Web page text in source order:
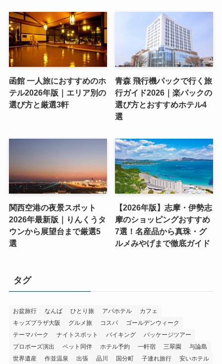
函館 一人旅におすすめのホ
テル2026年版｜エリア別の
選び方と厳選3軒
青森 飛行機パックで行く旅
行ガイド2026｜楽パックの
選び方とおすすめホテル4
選
関西空港の夜景スポット
2026年最新版｜りんくうタ
ウンから展望台まで厳選5
選
【2026年版】志摩・伊勢志
摩のショッピングおすすめ
7選！名産品から真珠・グ
ルメみやげまで徹底ガイド
タグ
お盆旅行 なんば ひとり旅 アパホテル
カフェ
キッズプラザ大阪
グルメ旅 コスパ
ゴールデンウィーク
テーマパーク
ナイトスポット バイキング
パッケージツアー
プロポーズ演出
ペット同伴 ホテル予約 一軒宿 三翠園
与論島
世界遺産
作並温泉 出張 品川 国分町 子連れ旅行
安いホテル